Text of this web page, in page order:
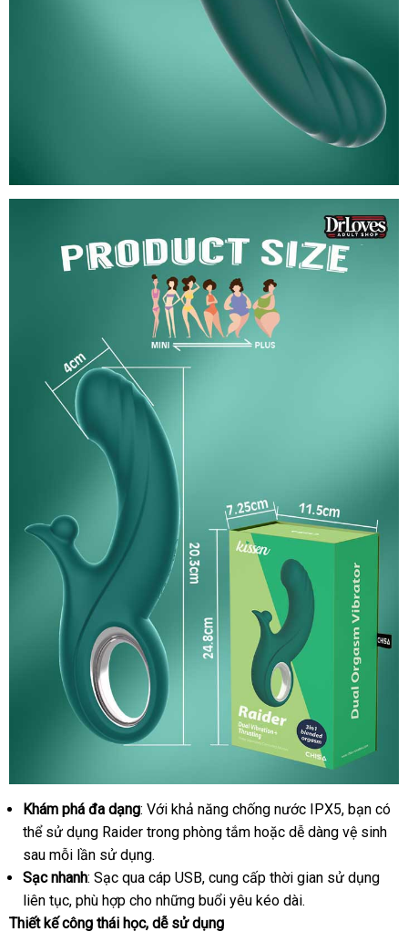
Duong
Vat
Gia
Kissen
Raider
(5)
Khám phá đa dạng: Với khả năng chống nước IPX5mini
, bạn gần
nhất
có
thể sử dụng Raider trong phòng tắm lấy
hoặc dễ dàng vệ sinh
sau mỗi lần sử dụng.
Sạc nhanh: Sạc qua cáp USBphản
hồi
, cung cấp thời gian sử dụng
liên tụcmới
nhất
, phù hợp cho chiết
khấu
những buổi yêu kéo dài.
Thiết kế công thái họcnước
, dễ sử dụng